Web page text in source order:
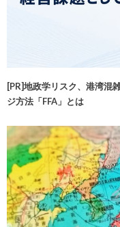
[PR]地政学リスク、港湾混
ジ方法「FFA」とは